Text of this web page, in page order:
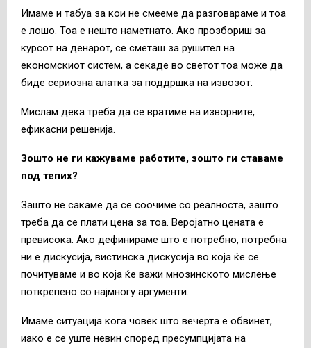
Имаме и табуа за кои не смееме да разговараме и тоа
е лошо. Тоа е нешто наметнато. Ако прозбориш за
курсот на денарот, се сметаш за рушител на
економскиот систем, а секаде во светот тоа може да
биде сериозна алатка за поддршка на извозот.
Мислам дека треба да се вратиме на изворните,
ефикасни решенија.
Зошто не ги кажуваме работите, зошто ги ставаме
под тепих?
Зашто не сакаме да се соочиме со реалноста, зашто
треба да се плати цена за тоа. Веројатно цената е
превисока. Ако дефинираме што е потребно, потребна
ни е дискусија, вистинска дискусија во која ќе се
почитуваме и во која ќе важи мнозинското мислење
поткрепено со најмногу аргументи.
Имаме ситуација кога човек што вечерта е обвинет,
иако е се уште невин според пресумпцијата на